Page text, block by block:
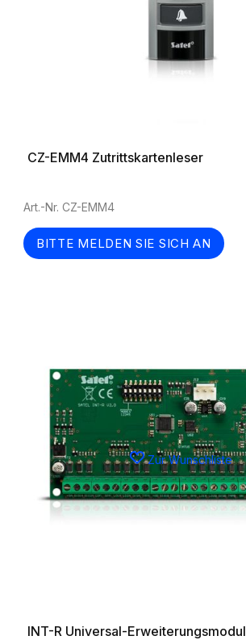
CZ-EMM4 Zutrittskartenleser
Art.-Nr. CZ-EMM4
BITTE MELDEN SIE SICH AN
Zur Wunschliste
INT-R Universal-Erweiterungsmodul